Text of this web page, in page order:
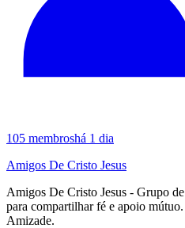
105 membroshá 1 dia
Amigos De Cristo Jesus
Amigos De Cristo Jesus - Grupo
para compartilhar fé e apoio
Amizade.